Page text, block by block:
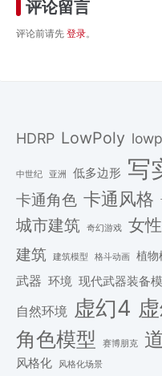
评论留言
评论前请先 登录。
HDRP LowPoly
中世纪 亚洲 低多边形 写
卡通角色 卡通风格
城市建筑
奇幻游戏 女
建筑 建筑模型 格斗动画 植物
武器 环境 现代武器装备
自然环境 虚幻4
角色模型 赛博朋克
风格化 风格化场景